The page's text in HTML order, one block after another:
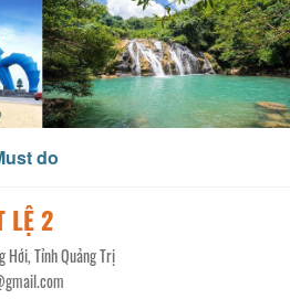
do
LỆ 2
Hới, Tỉnh Quảng Trị